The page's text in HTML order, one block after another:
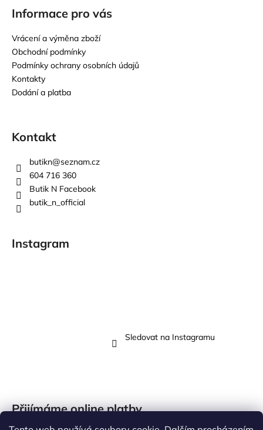
Informace pro vás
Vrácení a výměna zboží
Obchodní podmínky
Podmínky ochrany osobních údajů
Kontakty
Dodání a platba
Kontakt
butikn@seznam.cz
604 716 360
Butik N Facebook
butik_n_official
Instagram
Sledovat na Instagramu
Přijímáme online platby